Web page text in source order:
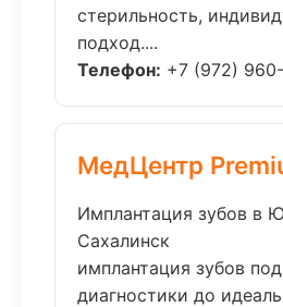
стерильность,
подход....
Телефон: +7 (972)
МедЦентр
Имплантация зубов в
Сахалинск
имплантация зубов
диагностики до